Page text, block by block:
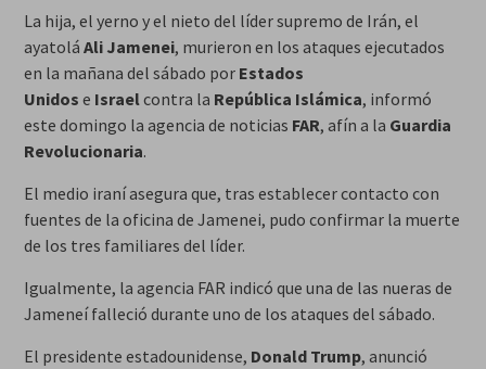
La hija, el yerno y el nieto del líder supremo de Irán, el
ayatolá Ali Jamenei, murieron en los ataques ejecutados
en la mañana del sábado por Estados
Unidos e Israelcontra la República Islámica, informó
este domingo la agencia de noticias FAR, afín a la Guardia
Revolucionaria.
El medio iraní asegura que, tras establecer contacto con
fuentes de la oficina de Jamenei, pudo confirmar la muerte
de los tres familiares del líder.
Igualmente, la agencia FAR indicó que una de las nueras de
Jameneí falleció durante uno de los ataques del sábado.
El presidente estadounidense, Donald Trump, anunció